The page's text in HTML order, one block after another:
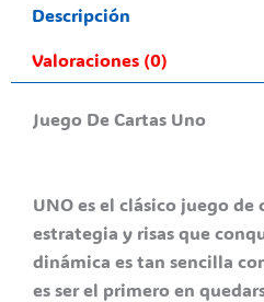
Descripción
Valoraciones (0)
Juego De Cartas Uno
UNO es el clásico juego de
estrategia y risas que
dinámica es tan sencilla
es ser el primero en